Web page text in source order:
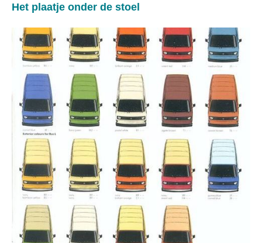
Het plaatje onder de stoel